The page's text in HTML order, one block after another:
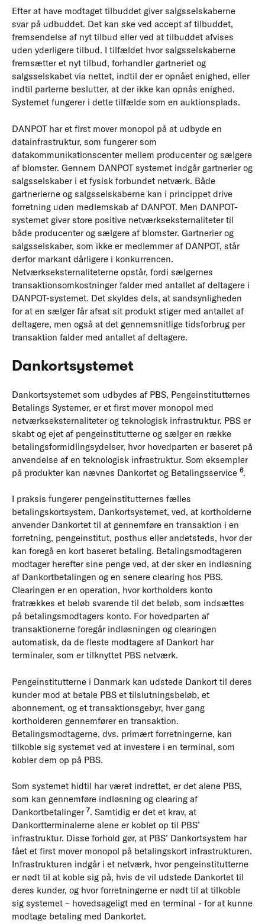
Efter at have modtaget tilbuddet giver salgsselskaberne
svar på udbuddet. Det kan ske ved accept af tilbuddet,
fremsendelse af nyt tilbud eller ved at tilbuddet afvises
uden yderligere tilbud. I tilfældet hvor salgsselskaberne
fremsætter et nyt tilbud, forhandler gartneriet og
salgsselskabet via nettet, indtil der er opnået enighed, eller
indtil parterne beslutter, at der ikke kan opnås enighed.
Systemet fungerer i dette tilfælde som en auktionsplads.
DANPOT har et first mover monopol på at udbyde en
datainfrastruktur, som fungerer som
datakommunikationscenter mellem producenter og sælgere
af blomster. Gennem DANPOT systemet indgår gartnerier og
salgsselskaber i et fysisk forbundet netværk. Både
gartnerierne og salgsselskaberne kan i princippet drive
forretning uden medlemskab af DANPOT. Men DANPOT-
systemet giver store positive netværkseksternaliteter til
både producenter og sælgere af blomster. Gartnerier og
salgsselskaber, som ikke er medlemmer af DANPOT, står
derfor markant dårligere i konkurrencen.
Netværkseksternaliteterne opstår, fordi sælgernes
transaktionsomkostninger falder med antallet af deltagere i
DANPOT-systemet. Det skyldes dels, at sandsynligheden
for at en sælger får afsat sit produkt stiger med antallet af
deltagere, men også at det gennemsnitlige tidsforbrug per
transaktion falder med antallet af deltagere.
Dankortsystemet
Dankortsystemet som udbydes af PBS, Pengeinstitutternes
Betalings Systemer, er et first mover monopol med
netværkseksternaliteter og teknologisk infrastruktur. PBS er
skabt og ejet af pengeinstitutterne og sælger en række
betalingsformidlingsydelser, hvor hovedparten er baseret på
anvendelse af en teknologisk infrastruktur. Som eksempler
på produkter kan nævnes Dankortet og Betalingsservice 6.
I praksis fungerer pengeinstitutternes fælles
betalingskortsystem, Dankortsystemet, ved, at kortholderne
anvender Dankortet til at gennemføre en transaktion i en
forretning, pengeinstitut, posthus eller andetsteds, hvor der
kan foregå en kort baseret betaling. Betalingsmodtageren
modtager herefter sine penge ved, at der sker en indløsning
af Dankortbetalingen og en senere clearing hos PBS.
Clearingen er en operation, hvor kortholders konto
fratrækkes et beløb svarende til det beløb, som indsættes
på betalingsmodtagers konto. For hovedparten af
transaktionerne foregår indløsningen og clearingen
automatisk, da de fleste modtagere af Dankort har
terminaler, som er tilknyttet PBS netværk.
Pengeinstitutterne i Danmark kan udstede Dankort til deres
kunder mod at betale PBS et tilslutningsbeløb, et
abonnement, og et transaktionsgebyr, hver gang
kortholderen gennemfører en transaktion.
Betalingsmodtagerne, dvs. primært forretningerne, kan
tilkoble sig systemet ved at investere i en terminal, som
kobler dem op på PBS.
Som systemet hidtil har været indrettet, er det alene PBS,
som kan gennemføre indløsning og clearing af
Dankortbetalinger 7. Samtidig er det et krav, at
Dankortterminalerne alene er koblet op til PBS’
infrastruktur. Disse forhold gør, at PBS’ Dankortsystem har
fået et first mover monopol på betalingskort infrastrukturen.
Infrastrukturen indgår i et netværk, hvor pengeinstitutterne
er nødt til at koble sig på, hvis de vil udstede Dankortet til
deres kunder, og hvor forretningerne er nødt til at tilkoble
sig systemet – hovedsageligt med en terminal - for at kunne
modtage betaling med Dankortet.